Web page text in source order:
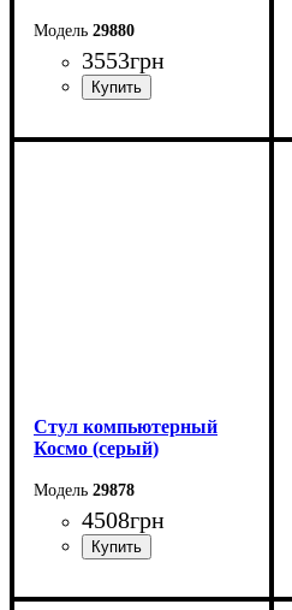
29880
3553грн
Стул компьютерный
Космо (серый)
29878
4508грн